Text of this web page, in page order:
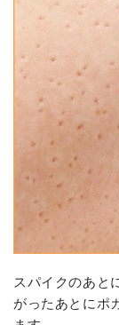
スパイクのあと
がったあとにポ